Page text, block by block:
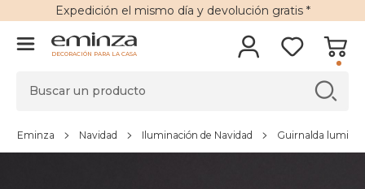
Expedición el mismo día y devolución gratis*
DECORACIÓN PARA LA CASA
Eminza Navidad Iluminación de Navidad Guirnalda